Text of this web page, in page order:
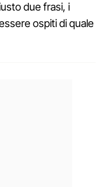
due frasi, i
ospiti di quale